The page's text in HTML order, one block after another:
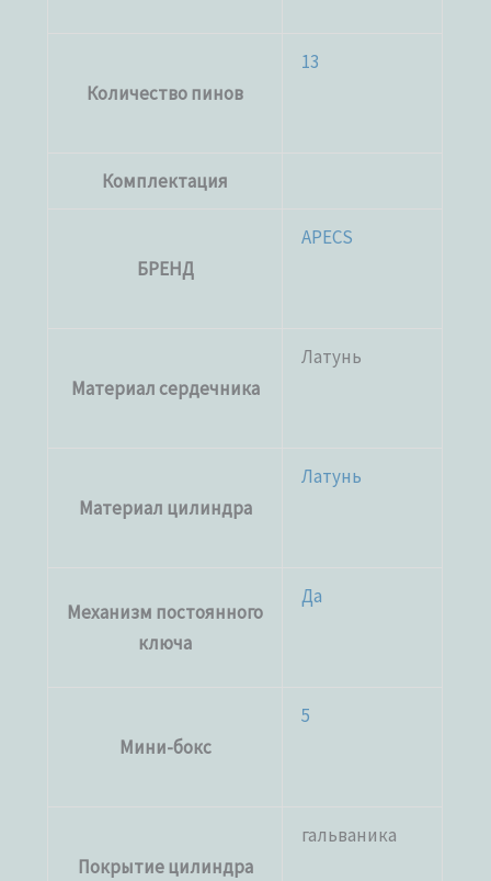
Количество пинов
13
Комплектация
БРЕНД
APECS
Материал сердечника
Латунь
Материал цилиндра
Латунь
Механизм постоянного
ключа
Да
Мини-бокс
5
Покрытие цилиндра
гальваника